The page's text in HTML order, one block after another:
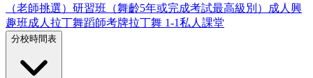
（老師挑選） 研習班（舞齡5年或完成考試最高級別）
成人興
趣班成人拉丁舞蹈師考牌拉丁舞 1-1私人課堂
分校時間表